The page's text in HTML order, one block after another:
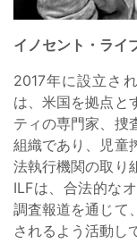
イノセント・ライ
2017年に設立さ
は、米国を拠点と
ティの専門家、捜
組織であり、児童
法執行機関の取り
ILFは、合法的な
調査報道を通じて
されるよう活動し